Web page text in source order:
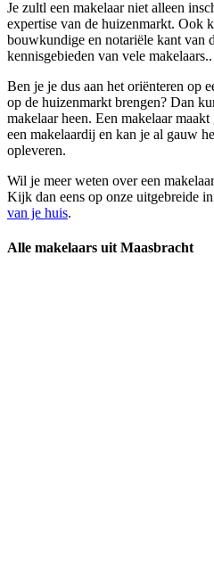
Je zultl een makelaar niet alleen
expertise van de huizenmarkt. Ook
bouwkundige en notariële kant van
kennisgebieden van vele makelaars..
Ben je je dus aan het oriënteren op
op de huizenmarkt brengen? Dan
makelaar heen. Een makelaar
een makelaardij en kan je al gauw
opleveren.
Wil je meer weten over een
Kijk dan eens op onze uitgebreide
van je huis.
Alle makelaars uit Maasbracht